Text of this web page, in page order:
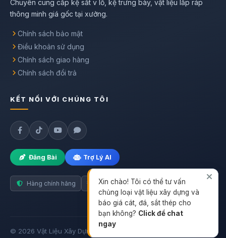
Chuyên cung cấp kệ sắt v lỗ, kệ trưng bày, vật liệu lắp ráp
thông minh giá gốc tại xưởng.
Chính sách bảo mật
Điều khoản sử dụng
Chính sách giao hàng
Chính sách đổi trả
KẾT NỐI VỚI CHÚNG TÔI
Đăng Bài Trợ Lý AI
Hàng chính hãng Giao nhanh toàn quốc
© 2026 Vật Liệu Xây Dựng. Thiết kế bởi Web3s.
Xin chào! Tôi có thể tư vấn
chủng loại vật liệu xây dựng và
báo giá cát, đá, sắt thép cho
bạn không? Click để chat
ngay